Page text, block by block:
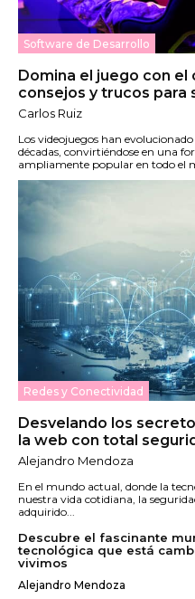
Software de Desarrollo
Domina el juego con
consejos y trucos para
Carlos Ruiz
Los videojuegos han
décadas, convirtiéndose en una
ampliamente popular en todo el
Redes y Conectividad
Desvelando los
la web con total
Alejandro Mendoza
En el mundo actual, donde la
nuestra vida cotidiana, la
adquirido...
Descubre el fascinante
tecnológica que está
vivimos
Alejandro Mendoza